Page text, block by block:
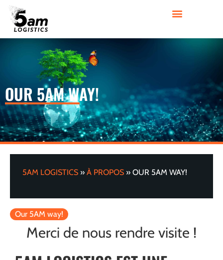
OUR 5AM WAY!
5AM LOGISTICS » À PROPOS » OUR 5AM WAY!
Our 5AM way!
Merci de nous rendre visite !